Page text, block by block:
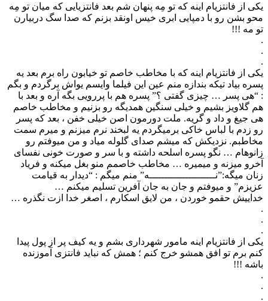
یکی از فانتزیام اینه که تو مِه پنهان شم بعد فانتزیایی که میان تو مِه
محو بشن رو با دمپایی ابری خیس اونقد بزنم که صدا سگ دربیارن
تو مه !!!
.
.
.
یکی از فانتزیام اینه که با مخاطب خاصم تو خیابون راه برم بعد یه
پسره بیاد تیکه بندازه منم عین این فیلما وایسم یواش برگردم و بگم
: “هی پسر … چیزی گفتی ؟” پسره هم با پررویی بگه آره و بعد با
هم گلاویز بشیم و خیلی سنگین همدیگه رو بزنیم و مخاطب خاصم
هی جیغ و داد و گریه. ملت دورمون اصن خیلی خفن ، بعد که پسر
رو زدم با لباس خاکی برمیگردم یه لبخند نرم میزنم و میرم سمت
مخاطبم. نزدیکش که میشم صدای گلوله میاد و من میوفتم رو
زانوهام … نگو پسره اسلحه داشته و با سر و صورت خونی نفسای
آخرو میزنه و میمیره … مخاطب خاصمم منو بغل میکنه و فریاد
زنان میگه:”نــــــــــــــــــــــه” منم میگم : “دیدار به قیامت
عزیزم” و میوفتم و جان به جان آفرین تسلیم میکنم …
خداییش حقمو خوردن ، من لایق اسکارم ، اصغر خدا ازت نگذره …
.
.
.
یکی از فانتزیام اینه مامور شهرداری بشم و یه کیف پر از پول پیدا
کنم برم تو افق همشو خرج کنم ؛ همش که نباید فانتزی آموزنده
باشه !!!
.
.
.